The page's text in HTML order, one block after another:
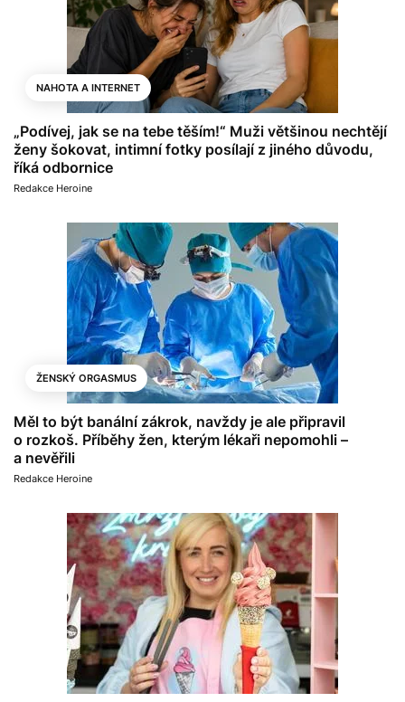
NAHOTA A INTERNET
„Podívej, jak se na tebe těším!“ Muži většinou nechtějí
ženy šokovat, intimní fotky posílají z jiného důvodu,
říká odbornice
Redakce Heroine
ŽENSKÝ ORGASMUS
Měl to být banální zákrok, navždy je ale připravil
o rozkoš. Příběhy žen, kterým lékaři nepomohli –
a nevěřili
Redakce Heroine